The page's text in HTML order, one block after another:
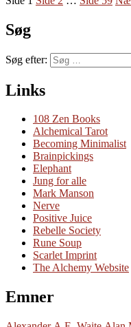
Søg
Søg efter:
Links
108 Zen Books
Alchemical Tarot
Becoming Minimalist
Brainpickings
Elephant
Jung for alle
Mark Manson
Nerve
Positive Juice
Rebelle Society
Rune Soup
Scarlet Imprint
The Alchemy Website
Emner